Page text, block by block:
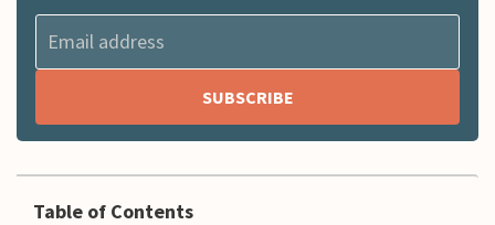
Table of Contents